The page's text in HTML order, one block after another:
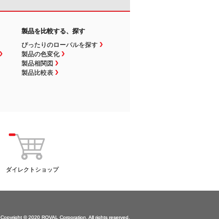
製品を比較する、探す
ぴったりのローバルを探す
製品の色変化
製品相関図
製品比較表
ダイレクトショップ
Copyright © 2020 ROVAL Corporation. All rights reserved.